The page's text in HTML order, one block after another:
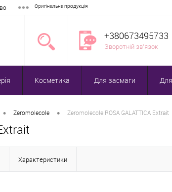
Оригінальна продукція
+380673495733
Зворотній зв'язок
Косметика Для засмаги Для
• Zeromolecole • Zeromolecole ROSA GALATTICA Extrait
Характеристики